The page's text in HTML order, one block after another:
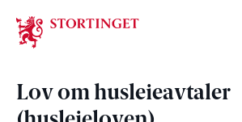
Stortinget.no
Lov om husleieavtaler